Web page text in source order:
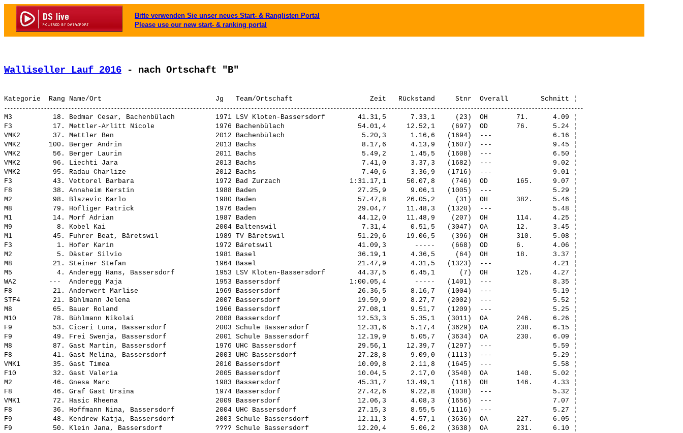
Bitte verwenden Sie unser neues Start- & Ranglisten Portal
Please use our new start- & ranking portal
Walliseller Lauf 2016 - nach Ortschaft "B"
M3          18. Bedmar Cesar, Bachenbülach
1971 LSV Kloten-Bassersdorf        41.31,5      7.33,1     (23)  OH       71.      4.09 ¦
F3          17. Mettler-Arlitt Nicole
1976 Bachenbülach                  54.01,4     12.52,1    (697)  OD       76.      5.24 ¦
VMK2        37. Mettler Ben
2012 Bachenbülach                   5.20,3      1.16,6   (1694)  ---               6.16 ¦
VMK2       100. Berger Andrin
2013 Bachs                          8.17,6      4.13,9   (1607)  ---               9.45 ¦
VMK2        56. Berger Laurin
2011 Bachs                          5.49,2      1.45,5   (1608)  ---               6.50 ¦
VMK2        96. Liechti Jara
2013 Bachs                          7.41,0      3.37,3   (1682)  ---               9.02 ¦
VMK2        95. Radau Charlize
2012 Bachs                          7.40,6      3.36,9   (1716)  ---               9.01 ¦
F3          43. Vettorel Barbara
1972 Bad Zurzach                 1:31.17,1     50.07,8    (746)  OD       165.     9.07 ¦
F8          38. Annaheim Kerstin
1988 Baden                         27.25,9      9.06,1   (1005)  ---               5.29 ¦
M2          98. Blazevic Karlo
1980 Baden                         57.47,8     26.05,2     (31)  OH       382.     5.46 ¦
M8          79. Höfliger Patrick
1976 Baden                         29.04,7     11.48,3   (1320)  ---               5.48 ¦
M1          14. Morf Adrian
1987 Baden                         44.12,0     11.48,9    (207)  OH       114.     4.25 ¦
M9           8. Kobel Kai
2004 Baltenswil                     7.31,4      0.51,5   (3047)  OA       12.      3.45 ¦
M1          45. Fuhrer Beat, Bäretswil
1989 TV Bäretswil                  51.29,6     19.06,5    (396)  OH       310.     5.08 ¦
F3           1. Hofer Karin
1972 Bäretswil                     41.09,3       -----    (668)  OD       6.       4.06 ¦
M2           5. Däster Silvio
1981 Basel                         36.19,1      4.36,5     (64)  OH       18.      3.37 ¦
M8          21. Steiner Stefan
1964 Basel                         21.47,9      4.31,5   (1323)  ---               4.21 ¦
M5           4. Anderegg Hans, Bassersdorf
1953 LSV Kloten-Bassersdorf        44.37,5      6.45,1      (7)  OH       125.     4.27 ¦
WA2        --- Anderegg Maja
1953 Bassersdorf                 1:00.05,4       -----   (1401)  ---               8.35 ¦
F8          21. Anderwert Marlise
1969 Bassersdorf                   26.36,5      8.16,7   (1004)  ---               5.19 ¦
STF4        21. Bühlmann Jelena                     2007 Bassersdorf                   19.59,9      8.27,7   (2002)  ---               5.52 ¦
M8          65. Bauer Roland
1966 Bassersdorf                   27.08,1      9.51,7   (1209)  ---               5.25 ¦
M10         78. Bühlmann Nikolai
2008 Bassersdorf                   12.53,3      5.35,1   (3011)  OA       246.     6.26 ¦
F9          53. Ciceri Luna, Bassersdorf
2003 Schule Bassersdorf            12.31,6      5.17,4   (3629)  OA       238.     6.15 ¦
F9          49. Frei Swenja, Bassersdorf
2001 Schule Bassersdorf            12.19,9      5.05,7   (3634)  OA       230.     6.09 ¦
M8          87. Gast Martin, Bassersdorf
1976 UHC Bassersdorf               29.56,1     12.39,7   (1297)  ---               5.59 ¦
F8          41. Gast Melina, Bassersdorf
2003 UHC Bassersdorf               27.28,8      9.09,0   (1113)  ---               5.29 ¦
VMK1        35. Gast Timea
2010 Bassersdorf                   10.09,8      2.11,8   (1645)  ---               5.58 ¦
F10         32. Gast Valeria
2005 Bassersdorf                   10.04,5      2.17,0   (3540)  OA       140.     5.02 ¦
M2          46. Gnesa Marc
1983 Bassersdorf                   45.31,7     13.49,1    (116)  OH       146.     4.33 ¦
F8          46. Graf Gast Ursina
1974 Bassersdorf                   27.42,6      9.22,8   (1038)  ---               5.32 ¦
VMK1        72. Hasic Rheena
2009 Bassersdorf                   12.06,3      4.08,3   (1656)  ---               7.07 ¦
F8          36. Hoffmann Nina, Bassersdorf
2004 UHC Bassersdorf               27.15,3      8.55,5   (1116)  ---               5.27 ¦
F9          48. Kendrew Katja, Bassersdorf
2003 Schule Bassersdorf            12.11,3      4.57,1   (3636)  OA       227.     6.05 ¦
F9          50. Klein Jana, Bassersdorf
???? Schule Bassersdorf            12.20,4      5.06,2   (3638)  OA       231.     6.10 ¦